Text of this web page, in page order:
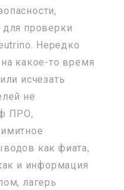
для проверки
Нередко
какое-то время
исчезать
не
ПРО,
как фиата,
и информация
лагерь